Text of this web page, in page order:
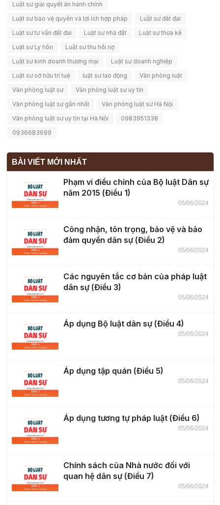
Luật sư giải quyết án hành chính
Luật sư bảo vệ quyền và lợi ích hợp pháp
Luật sư đất đai
Luật sư tư vấn đất đai
Luật sư nhà đất
Luật sư thừa kế
Luật sư Ly hôn
Luật sư thu hồi nợ
Luật sư kinh doanh thương mại
Luật sư doanh nghiệp
Luật sư sở hữu trí tuệ
luật sư lao động
Văn phòng luật
Văn phòng luật sư
Văn phòng luật sư uy tín
Văn phòng luật sư gần nhất
Văn phòng luật sư Hà Nội
Văn phòng luật sư uy tín tại Hà Nội
0983951338
0936683699
BÀI VIẾT MỚI NHẤT
Phạm vi điều chỉnh của Bộ luật Dân sự
năm 2015 (Điều 1)
05/06/2024
Công nhận, tôn trọng, bảo vệ và bảo
đảm quyền dân sự (Điều 2)
05/06/2024
Các nguyên tắc cơ bản của pháp luật
dân sự (Điều 3)
05/06/2024
Áp dụng Bộ luật dân sự (Điều 4)
05/06/2024
Áp dụng tập quán (Điều 5)
05/06/2024
Áp dụng tương tự pháp luật (Điều 6)
05/06/2024
Chính sách của Nhà nước đối với
quan hệ dân sự (Điều 7)
05/06/2024